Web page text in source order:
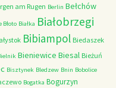
am Rugen Berlin Bełchów
Błoto Białka Białobrzegi
Bibiampol Biedaszek
Bieniewice Biesal Bieżuń
Bisztynek Bledzew Bnin Bobolice
Bogatka Bogurzyn